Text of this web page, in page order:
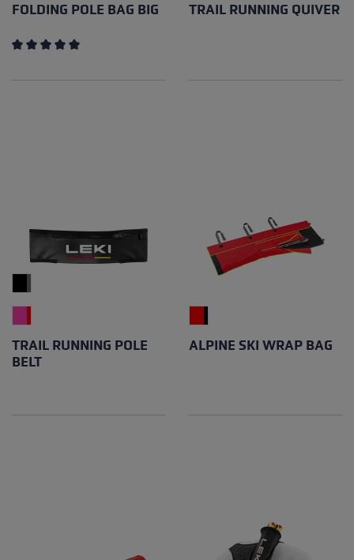
FOLDING POLE BAG BIG TRAIL RUNNING QUIVER
TRAIL RUNNING POLE
BELT
ALPINE SKI WRAP BAG